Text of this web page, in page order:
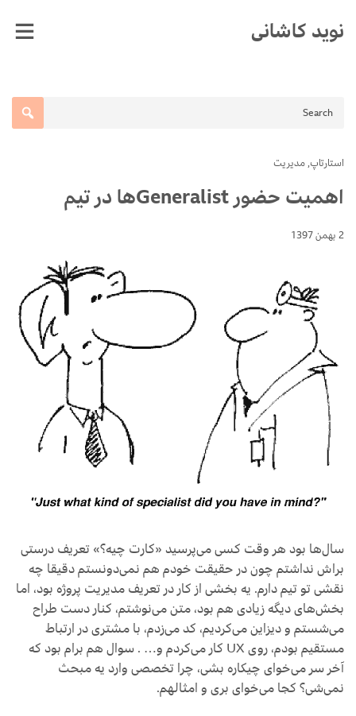
content
نوید کاشانی
استارتاپ,مدیریت
اهمیت حضور Generalistها در تیم
2 بهمن 1397
سال‌ها بود هر وقت کسی می‌پرسید «کارت چیه؟» تعریف درستی
براش نداشتم چون در حقیقت خودم هم نمی‌دونستم دقیقا چه
نقشی تو تیم دارم. یه بخشی از کار در تعریف مدیریت پروژه بود، اما
بخش‌های دیگه زیادی هم بود، متن می‌نوشتم، کنار دست طراح
می‌شستم و دیزاین می‌کردیم، کد می‌زدم، با مشتری در ارتباط
مستقیم بودم، روی UX کار می‌کردم و… . سوال هم برام بود که
آخر سر می‌خوای چیکاره بشی، چرا تخصصی وارد یه مبحث
نمی‌شی؟ کجا می‌خوای بری و امثالهم.